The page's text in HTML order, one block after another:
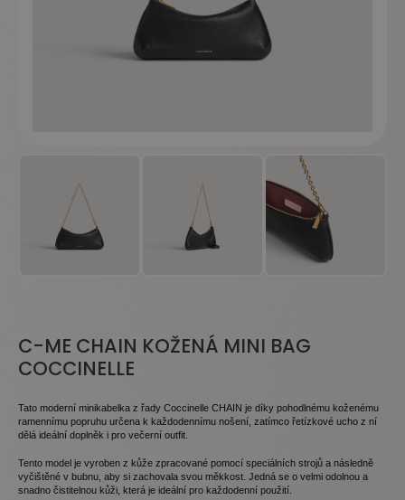
C-ME CHAIN KOŽENÁ MINI BAG
COCCINELLE
Tato moderní minikabelka z řady Coccinelle CHAIN je díky pohodlnému koženému
ramennímu popruhu určena k každodennímu nošení, zatímco řetízkové ucho z ní
dělá ideální doplněk i pro večerní outfit.
Tento model je vyroben z kůže zpracované pomocí speciálních strojů a následně
vyčištěné v bubnu, aby si zachovala svou měkkost. Jedná se o velmi odolnou a
snadno čistitelnou kůži, která je ideální pro každodenní použití.